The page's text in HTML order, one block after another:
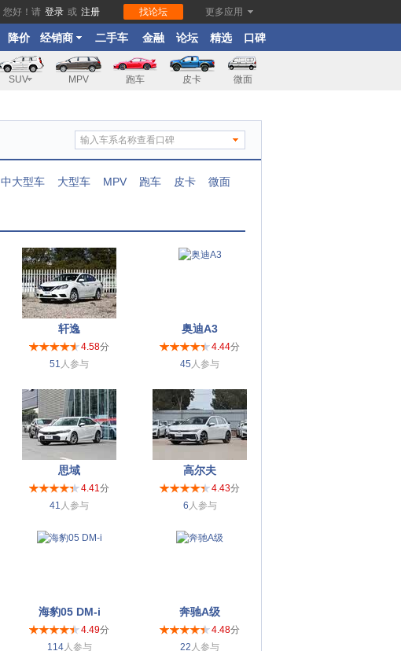
您好！请 登录 或 注册 找论坛 更多应用
降价 经销商 二手车 金融 论坛 精选 口碑
SUV MPV 跑车 皮卡 微面
中大型车 大型车 MPV 跑车 皮卡 微面
轩逸
4.58分
51 人参与
奥迪A3
4.44分
45 人参与
思域
4.41分
41 人参与
高尔夫
4.43分
6 人参与
海豹05 DM-i
4.49分
114人参与
奔驰A级
4.48分
22 人参与